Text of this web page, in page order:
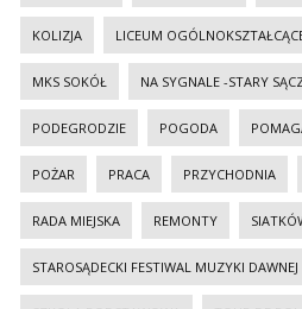
KOLIZJA LICEUM
MKS SOKÓŁ NA SYGNALE -STARY
PODEGRODZIE POGODA
POŻAR PRACA PRZYCHODNIA
RADA MIEJSKA REMONTY
STAROSĄDECKI FESTIWAL MUZYKI DAWNEJ